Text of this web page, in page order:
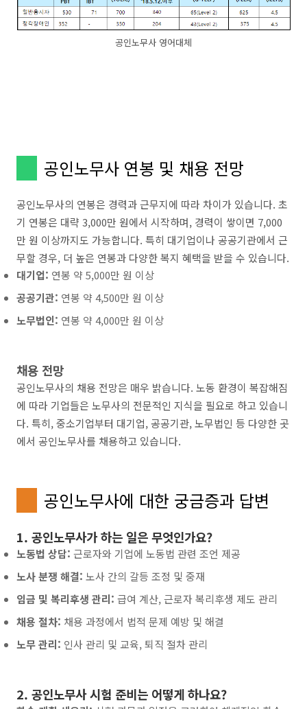
공인노무사 영어대체
공인노무사 연봉 및 채용 전망
공인노무사의 연봉은 경력과 근무지에 따라 차이가 있습니다. 초
기 연봉은 대략 3,000만 원에서 시작하며, 경력이 쌓이면 7,000
만 원 이상까지도 가능합니다. 특히 대기업이나 공공기관에서 근
무할 경우, 더 높은 연봉과 다양한 복지 혜택을 받을 수 있습니다.
대기업: 연봉 약 5,000만 원 이상
공공기관: 연봉 약 4,500만 원 이상
노무법인: 연봉 약 4,000만 원 이상
채용 전망
공인노무사의 채용 전망은 매우 밝습니다. 노동 환경이 복잡해짐
에 따라 기업들은 노무사의 전문적인 지식을 필요로 하고 있습니
다. 특히, 중소기업부터 대기업, 공공기관, 노무법인 등 다양한 곳
에서 공인노무사를 채용하고 있습니다.
공인노무사에 대한 궁금증과 답변
1. 공인노무사가 하는 일은 무엇인가요?
노동법 상담: 근로자와 기업에 노동법 관련 조언 제공
노사 분쟁 해결: 노사 간의 갈등 조정 및 중재
임금 및 복리후생 관리: 급여 계산, 근로자 복리후생 제도 관리
채용 절차: 채용 과정에서 법적 문제 예방 및 해결
노무 관리: 인사 관리 및 교육, 퇴직 절차 관리
2. 공인노무사 시험 준비는 어떻게 하나요?